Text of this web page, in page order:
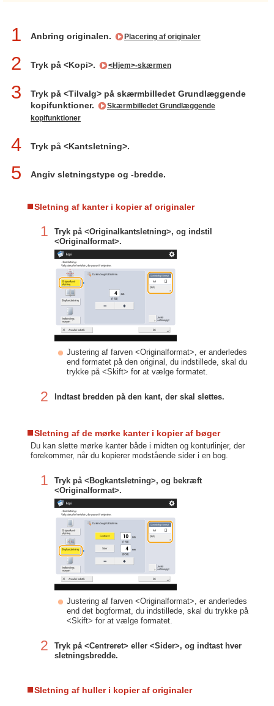
1 Anbring originalen. Placering af originaler
2 Tryk på <Kopi>. <Hjem>-skærmen
3
Tryk på <Tilvalg> på skærmbilledet Grundlæggende
kopifunktioner.
Skærmbilledet Grundlæggende
kopifunktioner
4 Tryk på <Kantsletning>.
5 Angiv sletningstype og -bredde.
Sletning af kanter i kopier af originaler
1
Tryk på <Originalkantsletning>, og indstil
<Originalformat>.
Justering af farven <Originalformat>, er anderledes
end formatet på den original, du indstillede, skal du
trykke på <Skift> for at vælge formatet.
2 Indtast bredden på den kant, der skal slettes.
Sletning af de mørke kanter i kopier af bøger
Du kan slette mørke kanter både i midten og konturlinjer, der
forekommer, når du kopierer modstående sider i en bog.
1
Tryk på <Bogkantsletning>, og bekræft
<Originalformat>.
Justering af farven <Originalformat>, er anderledes
end det bogformat, du indstillede, skal du trykke på
<Skift> for at vælge formatet.
2
Tryk på <Centreret> eller <Sider>, og indtast hver
sletningsbredde.
Sletning af huller i kopier af originaler